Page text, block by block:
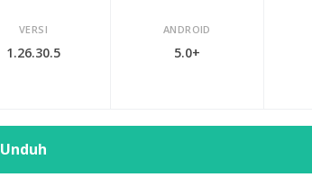
VERSI
1.26.30.5
ANDROID
5.0+
Unduh